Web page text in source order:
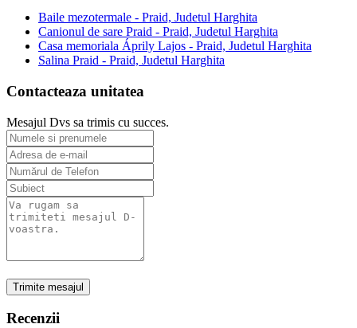
Baile mezotermale - Praid, Judetul Harghita
Canionul de sare Praid - Praid, Judetul Harghita
Casa memoriala Áprily Lajos - Praid, Judetul Harghita
Salina Praid - Praid, Judetul Harghita
Contacteaza unitatea
Mesajul Dvs sa trimis cu succes.
Trimite mesajul
Recenzii